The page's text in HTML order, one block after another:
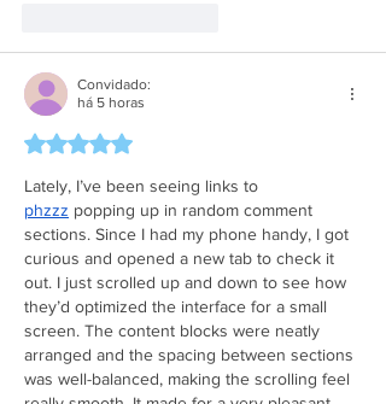
Convidado:
há 5 horas
Avaliado com 5 de 5 estrelas.
Lately, I’ve been seeing links to
phzzz popping up in random comment
sections. Since I had my phone handy, I got
curious and opened a new tab to check it
out. I just scrolled up and down to see how
they’d optimized the interface for a small
screen. The content blocks were neatly
arranged and the spacing between sections
was well-balanced, making the scrolling feel